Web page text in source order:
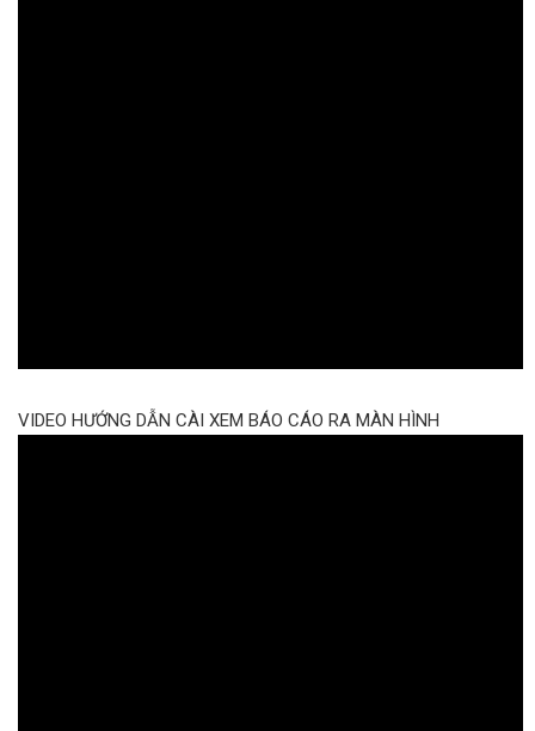
VIDEO HƯỚNG DẪN CÀI XEM BÁO CÁO RA MÀN HÌNH